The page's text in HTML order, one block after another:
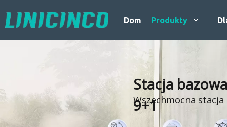
Dom Produkty
Stacja
9+1
Wszechmocna